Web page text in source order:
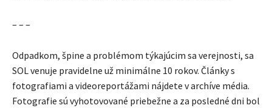
– – –
Odpadkom, špine a problémom týkajúcim sa verejnosti, sa
SOL venuje pravidelne už minimálne 10 rokov. Články s
fotografiami a videoreportážami nájdete v archíve média.
Fotografie sú vyhotovované priebežne a za posledné dni bol